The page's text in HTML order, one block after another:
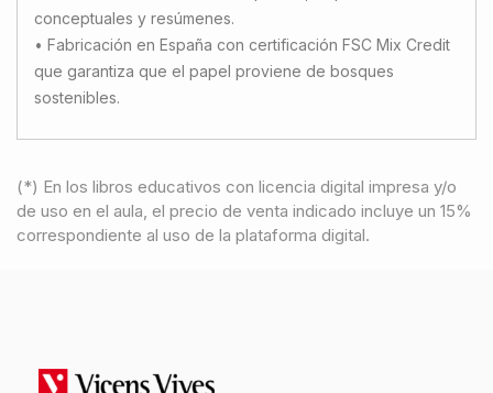
conceptuales y resúmenes.
• Fabricación en España con certificación FSC Mix Credit
que garantiza que el papel proviene de bosques
sostenibles.
(*) En los libros educativos con licencia digital impresa y/o
de uso en el aula, el precio de venta indicado incluye un 15%
correspondiente al uso de la plataforma digital.